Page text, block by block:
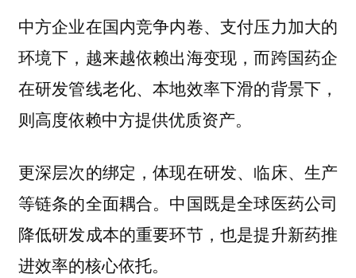
中方企业在国内竞争内卷、支付压力加大的
环境下，越来越依赖出海变现，而跨国药企
在研发管线老化、本地效率下滑的背景下，
则高度依赖中方提供优质资产。
更深层次的绑定，体现在研发、临床、生产
等链条的全面耦合。中国既是全球医药公司
降低研发成本的重要环节，也是提升新药推
进效率的核心依托。